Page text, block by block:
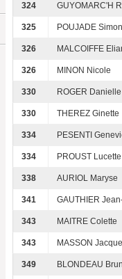
324 GUYOMARC'H
325 POUJADE
326 MALCOIFFE
326 MINON Nicole
330 ROGER Danielle
330 THEREZ Ginette
334 PESENTI
334 PROUST Lucette
338 AURIOL Maryse
341 GAUTHIER
343 MAITRE Colette
343 MASSON
349 BLONDEAU